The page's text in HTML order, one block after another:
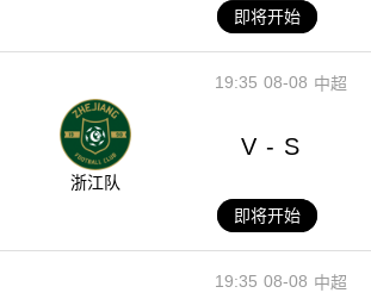
即将开始
08-08
19:35 中超
浙江队
V - S
即将开始
08-08
19:35 中超